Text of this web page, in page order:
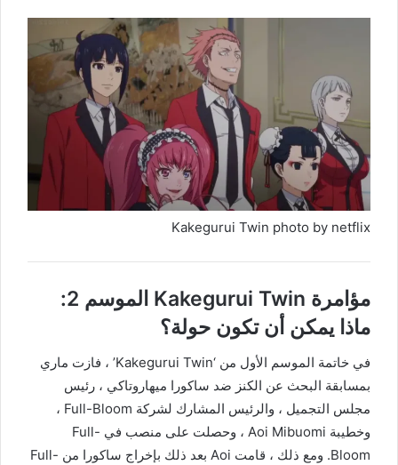
Kakegurui Twin photo by netflix
مؤامرة Kakegurui Twin الموسم 2:
ماذا يمكن أن تكون حولة؟
في خاتمة الموسم الأول من ‘Kakegurui Twin’ ، فازت ماري
بمسابقة البحث عن الكنز ضد ساكورا ميهاروتاكي ، رئيس
مجلس التجميل ، والرئيس المشارك لشركة Full-Bloom ،
وخطيبة Aoi Mibuomi ، وحصلت على منصب في Full-
Bloom. ومع ذلك ، قامت Aoi بعد ذلك بإخراج ساكورا من Full-